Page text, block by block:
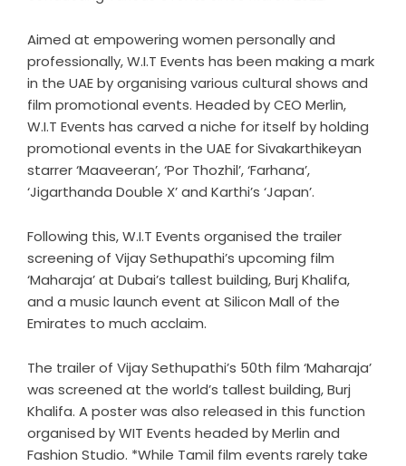
Aimed at empowering women personally and
professionally, W.I.T Events has been making a mark
in the UAE by organising various cultural shows and
film promotional events. Headed by CEO Merlin,
W.I.T Events has carved a niche for itself by holding
promotional events in the UAE for Sivakarthikeyan
starrer ‘Maaveeran’, ‘Por Thozhil’, ‘Farhana’,
‘Jigarthanda Double X’ and Karthi’s ‘Japan’.
Following this, W.I.T Events organised the trailer
screening of Vijay Sethupathi’s upcoming film
‘Maharaja’ at Dubai’s tallest building, Burj Khalifa,
and a music launch event at Silicon Mall of the
Emirates to much acclaim.
The trailer of Vijay Sethupathi’s 50th film ‘Maharaja’
was screened at the world’s tallest building, Burj
Khalifa. A poster was also released in this function
organised by WIT Events headed by Merlin and
Fashion Studio. *While Tamil film events rarely take